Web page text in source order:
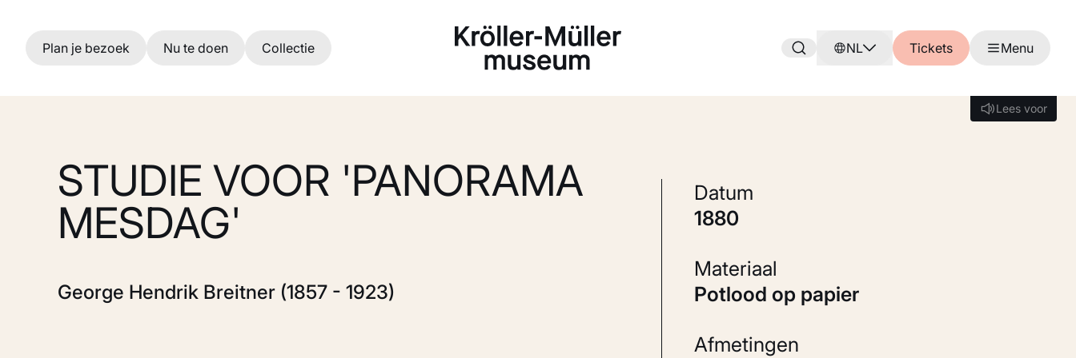
Ga naar hoofdinhoud
Plan je bezoek Nu te doen Collectie NL Tickets Menu
Lees voor
Lees voor
STUDIE VOOR 'PANORAMA
MESDAG'
George Hendrik Breitner (1857 - 1923)
Datum
1880
Materiaal
Potlood op papier
Afmetingen